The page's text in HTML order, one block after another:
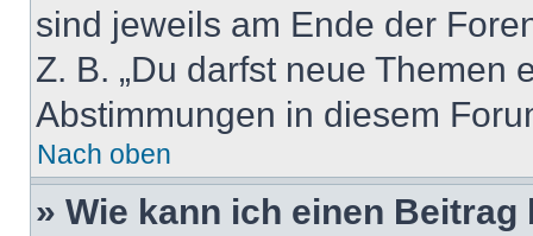
sind jeweils am Ende der
Z. B. „Du darfst neue Themen
Abstimmungen in diesem
Nach oben
» Wie kann ich einen